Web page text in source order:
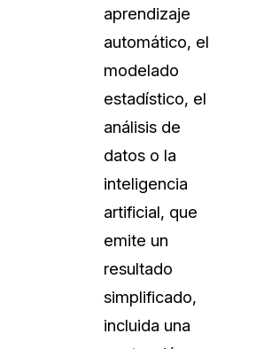
Centro de Ayuda
Obtenga respuestas a sus
Videoteca
CaseGuard. Práctica nuevas
aprender
Recomendaciones
Historias sobre cómo nuestros
utilizan CaseGuard studio a diario
aprendizaje
automático, el
modelado
estadístico, el
análisis de
datos o la
inteligencia
artificial, que
emite un
resultado
simplificado,
incluida una